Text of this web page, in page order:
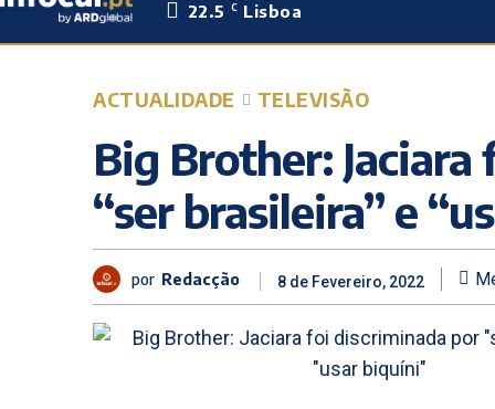
22.5
C Lisboa
ACTUALIDADE TELEVISÃO
Big Brother:
“ser brasileira” e
por Redacção 8 de Fevereiro, 2022